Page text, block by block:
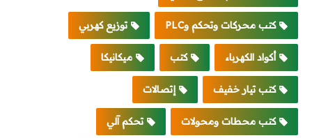
كتب محركات وتحكم وPLC توزيع كهربي
أكواد الكهرباء كتب ميكانيكا
كتب تيار خفيف إتصالات
كتب محطات ومحولات تحكم آلي